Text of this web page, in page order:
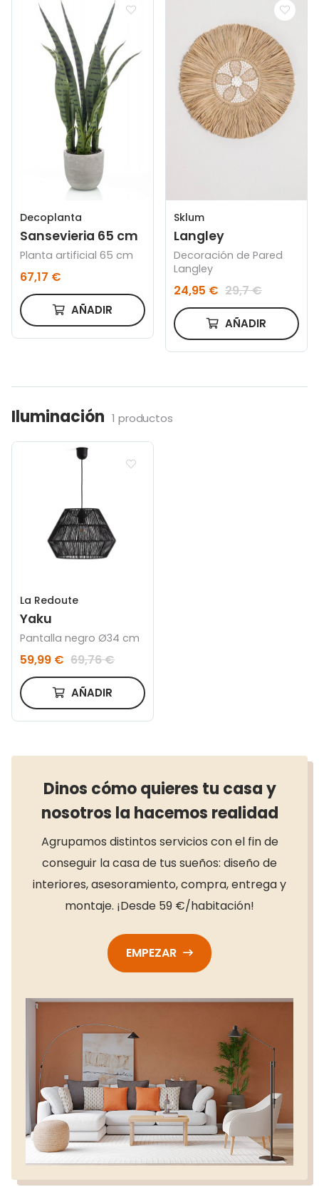
Decoplanta
Sansevieria 65 cm
Planta artificial 65 cm
67,17 €
AÑADIR
Sklum
Langley
Decoración de Pared
Langley
24,95 € 29,7 €
AÑADIR
Iluminación 1 productos
La Redoute
Yaku
Pantalla negro Ø34 cm
59,99 € 69,76 €
AÑADIR
Dinos cómo quieres tu casa y
nosotros la hacemos realidad
Agrupamos distintos servicios con el fin de
conseguir la casa de tus sueños: diseño de
interiores, asesoramiento, compra, entrega y
montaje. ¡Desde 59 €/habitación!
EMPEZAR